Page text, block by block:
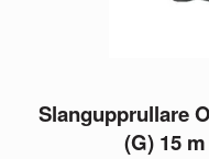
Slangupprullare
(G) 15